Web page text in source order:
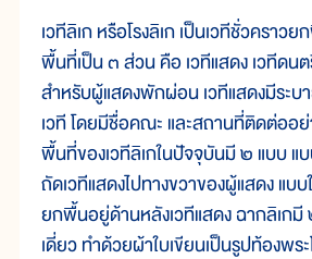
เวทีลิเก หรือโรงลิเก เป็นเวทีชั่วคราว
พื้นที่เป็น ๓ ส่วน คือ เวทีแสดง เวทีดนต
สำหรับผู้แสดงพักผ่อน เวทีแสดงมีระบ
เวที โดยมีชื่อคณะ และสถานที่ติดต่ออ
พื้นที่ของเวทีลิเกในปัจจุบันมี ๒ แบบ แ
ถัดเวทีแสดงไปทางขวาของผู้แสดง แบ
ยกพื้นอยู่ด้านหลังเวทีแสดง ฉากลิเก
เดี่ยว ทำด้วยผ้าใบเขียนเป็นรูปท้องพร